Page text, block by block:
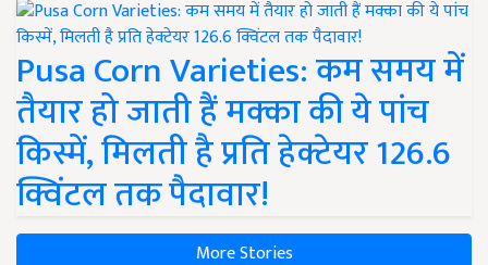
Pusa Corn Varieties: कम समय में
तैयार हो जाती हैं मक्का की ये पांच
किस्में, मिलती है प्रति हेक्टेयर 126.6
क्विंटल तक पैदावार!
More Stories